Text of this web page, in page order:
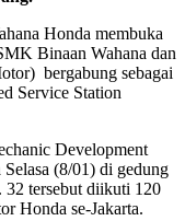
Honda membuka
Binaan Wahana dan
bergabung sebagai
Service Station
Development
(8/01) di gedung
32 tersebut diikuti 120
Honda se-Jakarta.